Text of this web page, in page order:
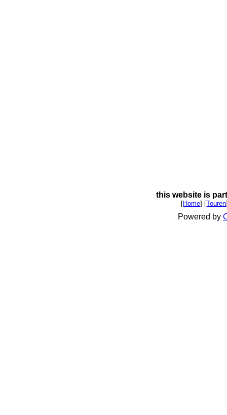
this website is
[Home] [Touren
Powered by